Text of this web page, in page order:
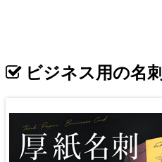
ビジネス用の名刺